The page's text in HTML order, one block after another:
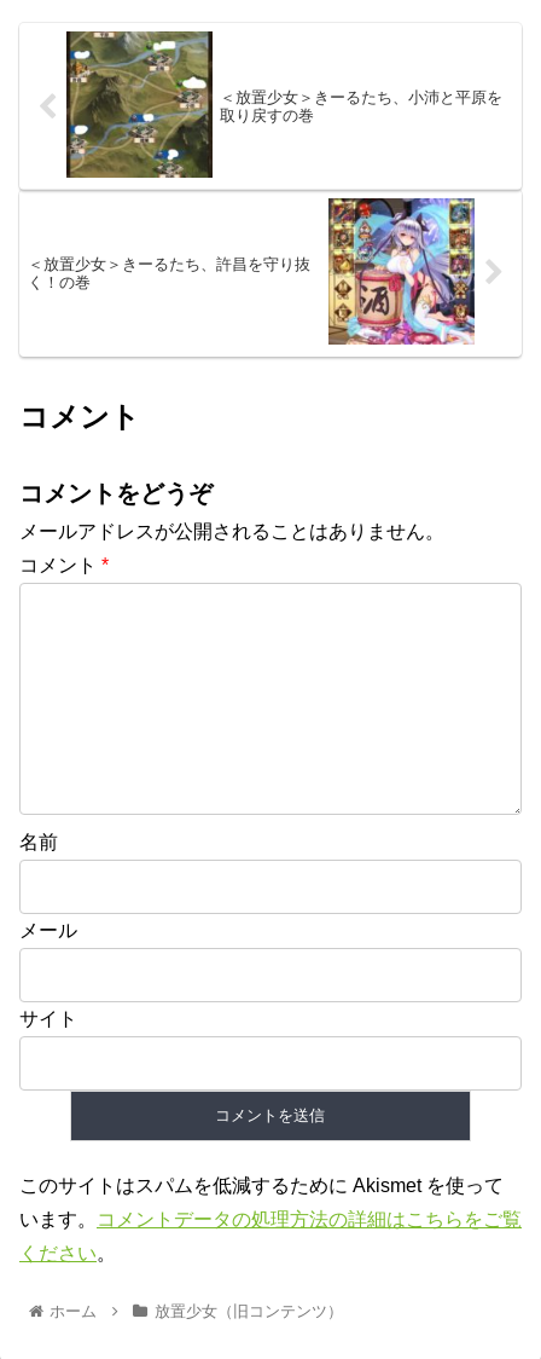
＜放置少女＞きーるたち、小沛と平原を
取り戻すの巻
＜放置少女＞きーるたち、許昌を守り抜
く！の巻
コメント
コメントをどうぞ
メールアドレスが公開されることはありません。
コメント *
名前
メール
サイト
このサイトはスパムを低減するために Akismet を使って
います。
コメントデータの処理方法の詳細はこちらをご覧
ください。
ホーム 放置少女（旧コンテンツ）